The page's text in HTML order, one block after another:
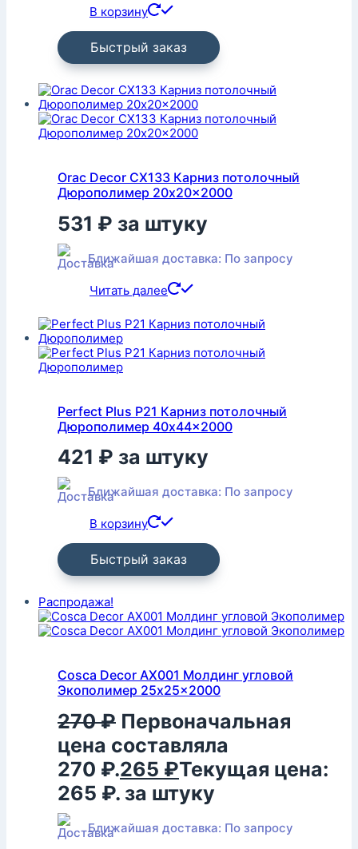
В корзину
Быстрый заказ
Orac Decor CX133 Карниз потолочный
Дюрополимер 20x20x2000
531 ₽ за штуку
Ближайшая доставка: По запросу
Читать далее
Perfect Plus P21 Карниз потолочный
Дюрополимер 40x44x2000
421 ₽ за штуку
Ближайшая доставка: По запросу
В корзину
Быстрый заказ
Распродажа!
Cosca Decor AX001 Молдинг угловой
Экополимер 25x25x2000
270₽ Первоначальная
цена составляла
270 ₽.265 ₽Текущая цена:
265 ₽. за штуку
Ближайшая доставка: По запросу